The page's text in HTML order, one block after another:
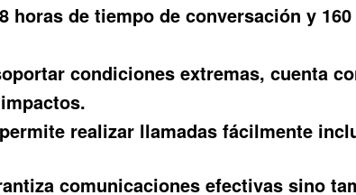
horas de tiempo de conversación y
condiciones extremas, cuenta
realizar llamadas fácilmente
comunicaciones efectivas sino